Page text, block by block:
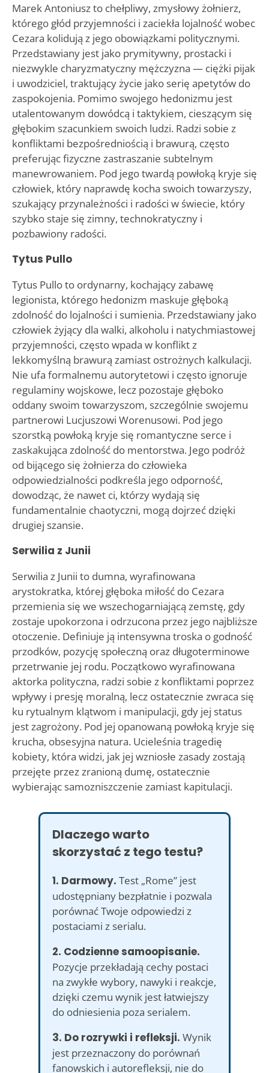
Marek Antoniusz to chełpliwy, zmysłowy żołnierz,
którego głód przyjemności i zaciekła lojalność wobec
Cezara kolidują z jego obowiązkami politycznymi.
Przedstawiany jest jako prymitywny, prostacki i
niezwykle charyzmatyczny mężczyzna — ciężki pijak
i uwodziciel, traktujący życie jako serię apetytów do
zaspokojenia. Pomimo swojego hedonizmu jest
utalentowanym dowódcą i taktykiem, cieszącym się
głębokim szacunkiem swoich ludzi. Radzi sobie z
konfliktami bezpośredniością i brawurą, często
preferując fizyczne zastraszanie subtelnym
manewrowaniem. Pod jego twardą powłoką kryje się
człowiek, który naprawdę kocha swoich towarzyszy,
szukający przynależności i radości w świecie, który
szybko staje się zimny, technokratyczny i
pozbawiony radości.
Tytus Pullo
Tytus Pullo to ordynarny, kochający zabawę
legionista, którego hedonizm maskuje głęboką
zdolność do lojalności i sumienia. Przedstawiany jako
człowiek żyjący dla walki, alkoholu i natychmiastowej
przyjemności, często wpada w konflikt z
lekkomyślną brawurą zamiast ostrożnych kalkulacji.
Nie ufa formalnemu autorytetowi i często ignoruje
regulaminy wojskowe, lecz pozostaje głęboko
oddany swoim towarzyszom, szczególnie swojemu
partnerowi Lucjuszowi Worenusowi. Pod jego
szorstką powłoką kryje się romantyczne serce i
zaskakująca zdolność do mentorstwa. Jego podróż
od bijącego się żołnierza do człowieka
odpowiedzialności podkreśla jego odporność,
dowodząc, że nawet ci, którzy wydają się
fundamentalnie chaotyczni, mogą dojrzeć dzięki
drugiej szansie.
Serwilia z Junii
Serwilia z Junii to dumna, wyrafinowana
arystokratka, której głęboka miłość do Cezara
przemienia się we wszechogarniającą zemstę, gdy
zostaje upokorzona i odrzucona przez jego najbliższe
otoczenie. Definiuje ją intensywna troska o godność
przodków, pozycję społeczną oraz długoterminowe
przetrwanie jej rodu. Początkowo wyrafinowana
aktorka polityczna, radzi sobie z konfliktami poprzez
wpływy i presję moralną, lecz ostatecznie zwraca się
ku rytualnym klątwom i manipulacji, gdy jej status
jest zagrożony. Pod jej opanowaną powłoką kryje się
krucha, obsesyjna natura. Ucieleśnia tragedię
kobiety, która widzi, jak jej wzniosłe zasady zostają
przejęte przez zranioną dumę, ostatecznie
wybierając samozniszczenie zamiast kapitulacji.
Dlaczego warto
skorzystać z tego testu?
1. Darmowy. Test „Rome” jest
udostępniany bezpłatnie i pozwala
porównać Twoje odpowiedzi z
postaciami z serialu.
2. Codzienne samoopisanie.
Pozycje przekładają cechy postaci
na zwykłe wybory, nawyki i reakcje,
dzięki czemu wynik jest łatwiejszy
do odniesienia poza serialem.
3. Do rozrywki i refleksji. Wynik
jest przeznaczony do porównań
fanowskich i autorefleksji, nie do